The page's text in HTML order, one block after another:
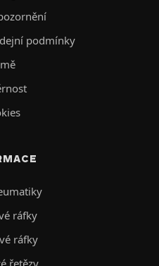
podmínky
ráfky
ráfky
řetězy